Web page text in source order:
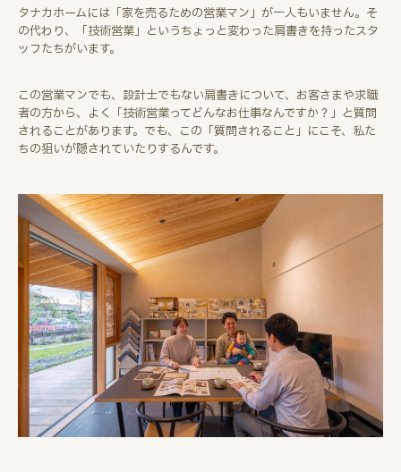
タナカホームには「家を売るための営業マン」が一人もいません。そ
の代わり、「技術営業」というちょっと変わった肩書きを持ったスタ
ッフたちがいます。
この営業マンでも、設計士でもない肩書きについて、お客さまや求職
者の方から、よく「技術営業ってどんなお仕事なんですか？」と質問
されることがあります。でも、この「質問されること」にこそ、私た
ちの狙いが隠されていたりするんです。